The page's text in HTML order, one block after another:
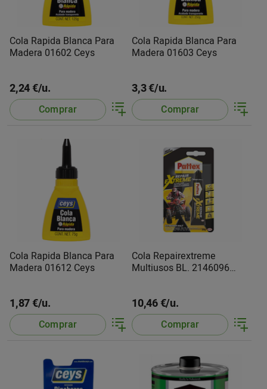
Cola Rapida Blanca Para
Madera 01602 Ceys
2,24 €/u.
Comprar
Cola Rapida Blanca Para
Madera 01603 Ceys
3,3 €/u.
Comprar
Cola Rapida Blanca Para
Madera 01612 Ceys
1,87 €/u.
Comprar
Cola Repairextreme
Multiusos BL. 2146096
10,46 €/u.
Comprar